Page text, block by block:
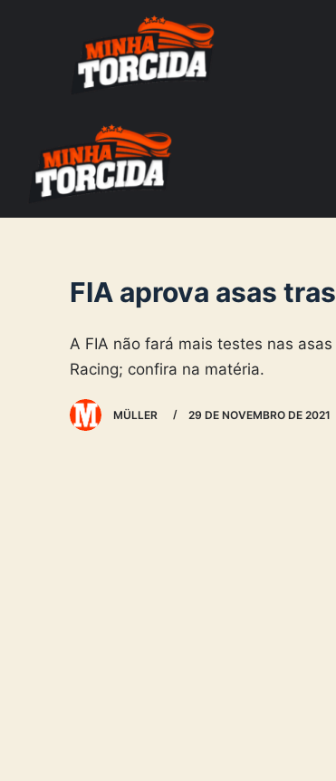
FIA aprova asas
A FIA não fará mais testes nas
Racing; confira na matéria.
MÜLLER 29 DE NOVEMBRO DE 2021